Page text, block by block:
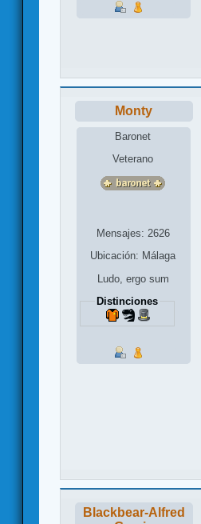
Monty
Baronet
Veterano
Mensajes: 2626
Ubicación: Málaga
Ludo, ergo sum
Distinciones
Blackbear-Alfred